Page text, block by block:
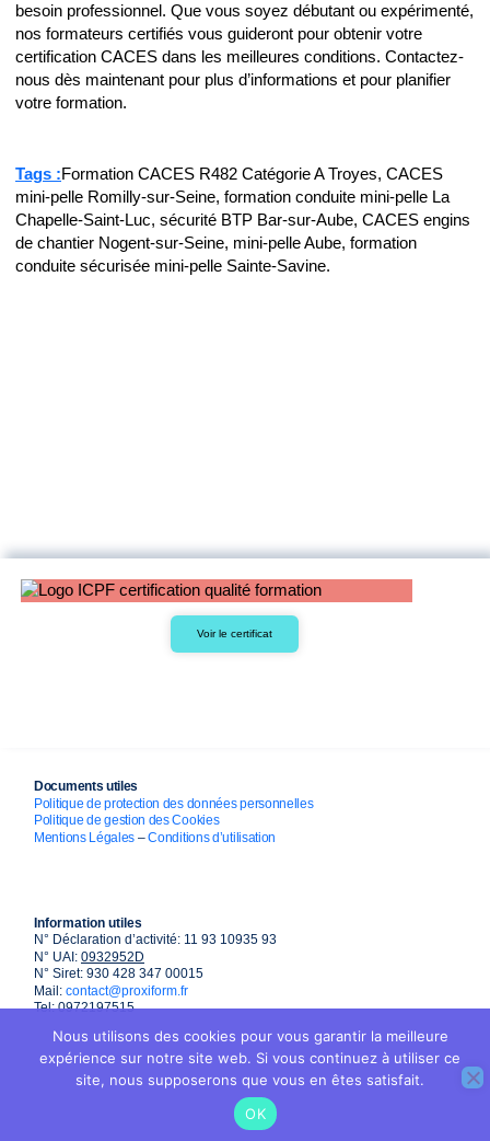
besoin professionnel. Que vous soyez débutant ou expérimenté,
nos formateurs certifiés vous guideront pour obtenir votre
certification CACES dans les meilleures conditions. Contactez-
nous dès maintenant pour plus d’informations et pour planifier
votre formation.
Tags :Formation CACES R482 Catégorie A Troyes, CACES
mini-pelle Romilly-sur-Seine, formation conduite mini-pelle La
Chapelle-Saint-Luc, sécurité BTP Bar-sur-Aube, CACES engins
de chantier Nogent-sur-Seine, mini-pelle Aube, formation
conduite sécurisée mini-pelle Sainte-Savine.
Voir le certificat
Documents utiles
Politique de protection des données personnelles
Politique de gestion des Cookies
Mentions Légales –Conditions d’utilisation
Information utiles
N° Déclaration d’activité: 11 93 10935 93
N° UAI: 0932952D
N° Siret: 930 428 347 00015
Mail: contact@proxiform.fr
Tel: 0972197515
Nous utilisons des cookies pour vous garantir la meilleure
expérience sur notre site web. Si vous continuez à utiliser ce
site, nous supposerons que vous en êtes satisfait.
OK